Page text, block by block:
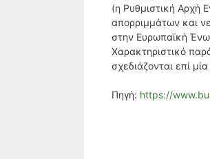
(η Ρυθμιστική Αρχή
απορριμμάτων και
στην Ευρωπαϊκή
Χαρακτηριστικό
σχεδιάζονται επί
Πηγή: https://